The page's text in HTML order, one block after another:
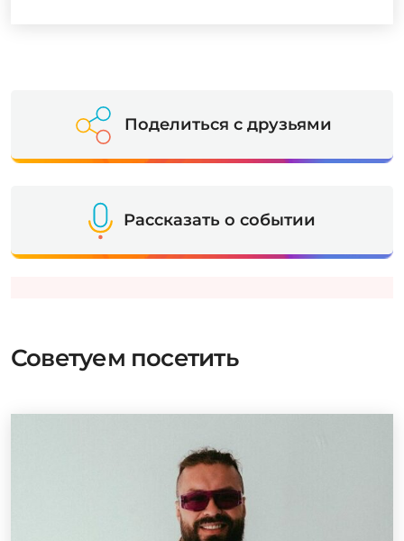
Поделиться с друзьями
Рассказать о событии
Советуем посетить